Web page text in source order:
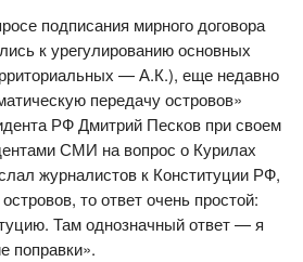
подписания мирного договора
к урегулированию основных
— А.К.), еще недавно
передачу островов»
РФ Дмитрий Песков при своем
СМИ на вопрос о Курилах
журналистов к Конституции РФ,
то ответ очень простой:
Там однозначный ответ — я
поправки».